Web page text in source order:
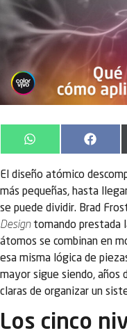
WhatsApp
El diseño atómico
más pequeñas, hasta
se puede dividir. Brad
Designtomando prestada
átomos se combinan en
esa misma lógica de
mayor sigue siendo, años
claras de organizar un
Los cinco